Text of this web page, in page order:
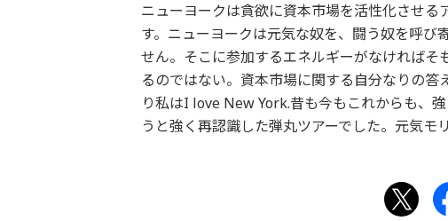
ニューヨークは貪欲に資本市場を活性化させる
す。ニューヨークは元気な奴を、闘う奴を呼び
せん。そこに参加するエネルギーがなければそ
るのではない。資本市場に関する自分なりの
り私はI love New York.昔も今もこれからも、
うと強く再認識した弾丸ツアーでした。元気モ